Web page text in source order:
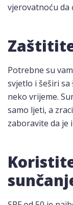
vjerovatnoću da
Potrebne su
svjetlo i šeširi
neko vrijeme.
samo ljeti, a
zaboravite da je